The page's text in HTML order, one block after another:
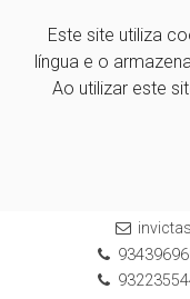
Este site utiliza
língua e o
Ao utilizar este